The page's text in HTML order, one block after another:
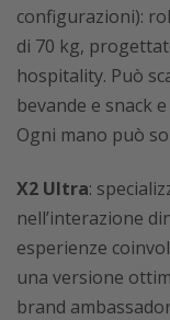
configurazioni):
di 70 kg,
hospitality. Può
bevande e snack
Ogni mano può
X2 Ultra:
nell’interazione
esperienze
una versione
brand